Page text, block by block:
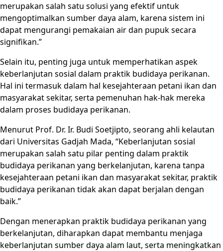
merupakan salah satu solusi yang efektif untuk
mengoptimalkan sumber daya alam, karena sistem ini
dapat mengurangi pemakaian air dan pupuk secara
signifikan.”
Selain itu, penting juga untuk memperhatikan aspek
keberlanjutan sosial dalam praktik budidaya perikanan.
Hal ini termasuk dalam hal kesejahteraan petani ikan dan
masyarakat sekitar, serta pemenuhan hak-hak mereka
dalam proses budidaya perikanan.
Menurut Prof. Dr. Ir. Budi Soetjipto, seorang ahli kelautan
dari Universitas Gadjah Mada, “Keberlanjutan sosial
merupakan salah satu pilar penting dalam praktik
budidaya perikanan yang berkelanjutan, karena tanpa
kesejahteraan petani ikan dan masyarakat sekitar, praktik
budidaya perikanan tidak akan dapat berjalan dengan
baik.”
Dengan menerapkan praktik budidaya perikanan yang
berkelanjutan, diharapkan dapat membantu menjaga
keberlanjutan sumber daya alam laut, serta meningkatkan